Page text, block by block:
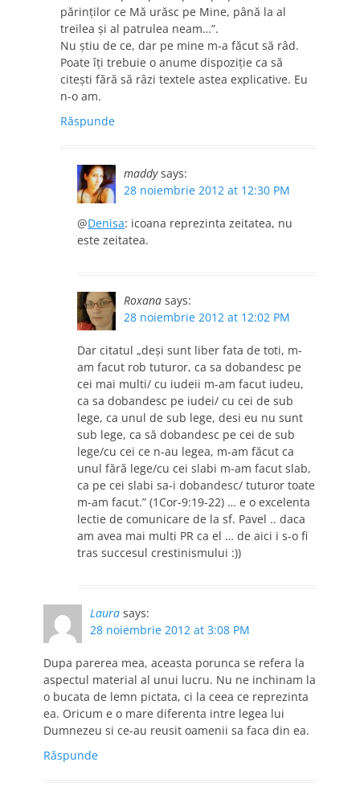
părinţilor ce Mă urăsc pe Mine, până la al
treilea şi al patrulea neam…”.
Nu ştiu de ce, dar pe mine m-a făcut să râd.
Poate îţi trebuie o anume dispoziţie ca să
citeşti fără să râzi textele astea explicative. Eu
n-o am.
Răspunde
maddy says:
28 noiembrie 2012 at 12:30 PM
@Denisa: icoana reprezinta zeitatea, nu
este zeitatea.
Roxana says:
28 noiembrie 2012 at 12:02 PM
Dar citatul „deşi sunt liber fata de toti, m-
am facut rob tuturor, ca sa dobandesc pe
cei mai multi/ cu iudeii m-am facut iudeu,
ca sa dobandesc pe iudei/ cu cei de sub
lege, ca unul de sub lege, desi eu nu sunt
sub lege, ca să dobandesc pe cei de sub
lege/cu cei ce n-au legea, m-am făcut ca
unul fără lege/cu cei slabi m-am facut slab,
ca pe cei slabi sa-i dobandesc/ tuturor toate
m-am facut.” (1Cor-9:19-22) … e o excelenta
lectie de comunicare de la sf. Pavel .. daca
am avea mai multi PR ca el … de aici i s-o fi
tras succesul crestinismului :))
Laura says:
28 noiembrie 2012 at 3:08 PM
Dupa parerea mea, aceasta porunca se refera la
aspectul material al unui lucru. Nu ne inchinam la
o bucata de lemn pictata, ci la ceea ce reprezinta
ea. Oricum e o mare diferenta intre legea lui
Dumnezeu si ce-au reusit oamenii sa faca din ea.
Răspunde